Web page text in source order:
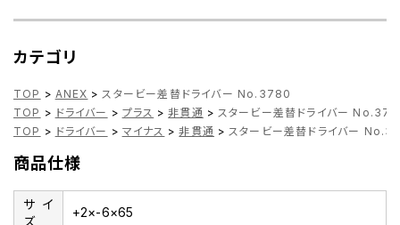
カテゴリ
TOP > ANEX > スタービー差替ドライバー No.3780
TOP > ドライバー > プラス > 非貫通 > スタービー差替ドライバー
TOP > ドライバー > マイナス > 非貫通 > スタービー差替ドライバー
商品仕様
サイ
ズ
+2×-6×65